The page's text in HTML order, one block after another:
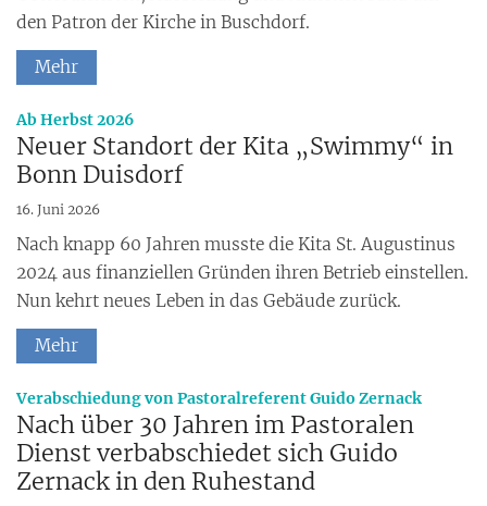
den Patron der Kirche in Buschdorf.
Mehr
Ab Herbst 2026:
Neuer Standort der Kita „Swimmy“ in
Bonn Duisdorf
16. Juni 2026
Nach knapp 60 Jahren musste die Kita St. Augustinus
2024 aus finanziellen Gründen ihren Betrieb einstellen.
Nun kehrt neues Leben in das Gebäude zurück.
Mehr
Verabschiedung von Pastoralreferent Guido Zernack:
Nach über 30 Jahren im Pastoralen
Dienst verbabschiedet sich Guido
Zernack in den Ruhestand